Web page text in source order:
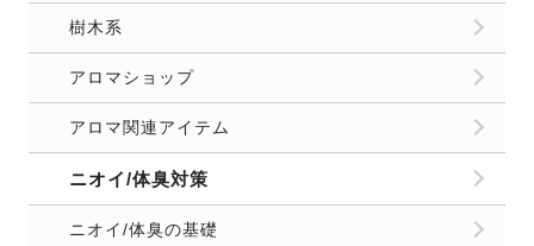
樹木系
アロマショップ
アロマ関連アイテム
ニオイ/体臭対策
ニオイ/体臭の基礎